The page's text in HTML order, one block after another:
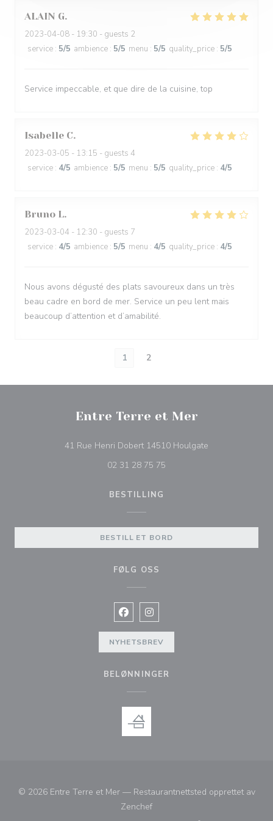
ALAIN G
2023-04-08 - 19:30 - guests 2
service : 5/5 ambience : 5/5 menu : 5/5 quality_price : 5/5
Service impeccable, et que dire de la cuisine, top
Isabelle C
2023-03-05 - 13:15 - guests 4
service : 4/5 ambience : 5/5 menu : 5/5 quality_price : 4/5
Bruno L
2023-03-04 - 12:30 - guests 7
service : 4/5 ambience : 5/5 menu : 4/5 quality_price : 4/5
Nous avons dégusté des plats savoureux dans un très
beau cadre en bord de mer. Service un peu lent mais
beaucoup d’attention et d’amabilité.
1 2
Entre Terre et Mer
41 Rue Henri Dobert 14510 Houlgate
02 31 28 75 75
BESTILLING
BESTILL ET BORD
FØLG OSS
Facebook ((åpner i et nytt vindu))
Instagram ((åpner i et nytt
NYHETSBREV
BELØNNINGER
© 2026 Entre Terre et Mer — Restaurantnettsted opprettet av
Zenchef((åpner i et nytt vindu))